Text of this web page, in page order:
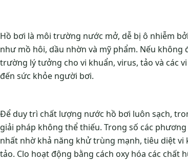
Hồ bơi là môi trường nước mở, dễ bị ô nhiễm
như mồ hôi, dầu nhờn và mỹ phẩm. Nếu
trường lý tưởng cho vi khuẩn, virus, tảo và các
đến sức khỏe người bơi.
Để duy trì chất lượng nước hồ bơi luôn sạch,
giải pháp không thể thiếu. Trong số các
nhất nhờ khả năng khử trùng mạnh, tiêu diệt
tảo. Clo hoạt động bằng cách oxy hóa các chất